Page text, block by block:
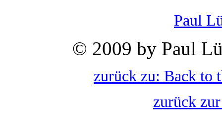
Paul
© 2009 by Paul
zurück zu: Back to
zurück